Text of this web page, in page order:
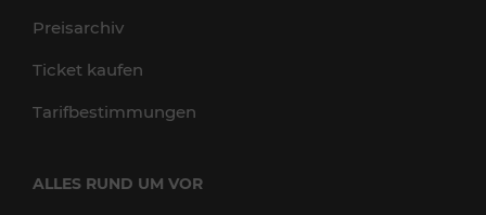
Preisarchiv
Ticket kaufen
Tarifbestimmungen
ALLES RUND UM VOR